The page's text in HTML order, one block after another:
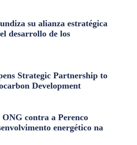
su alianza estratégica
desarrollo de los
Strategic Partnership to
Development
ONG contra a Perenco
energético na